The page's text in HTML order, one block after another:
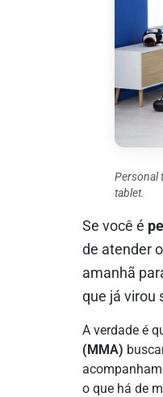
Personal
tablet.
Se você é
de atender
amanhã
que já virou
A verdade é
(MMA)
o que há de